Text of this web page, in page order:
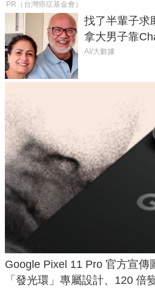
PR（台灣癌症基金會）
找了半輩子求
拿大男子靠
50年家人
AI/大數據
Google Pixel 11 Pro 官方宣傳
「發光環」專屬設計、120 倍